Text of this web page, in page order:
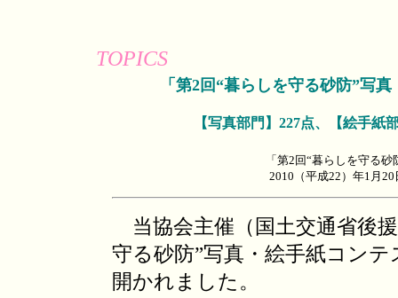
TOPICS
「第2回“暮らしを守る砂防”写
【写真部門】227点、【絵手紙
「第2回“暮らしを守る
2010（平成22）年1月
当協会主催（国土交通省後
守る砂防”写真・絵手紙コン
開かれました。